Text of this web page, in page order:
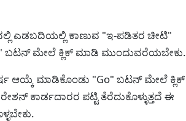
ಎಡಬದಿಯಲ್ಲಿ ಕಾಣುವ "ಇ-ಪಡಿತರ ಚೀಟಿ"
ಬಟನ್ ಮೇಲೆ ಕ್ಲಿಕ್ ಮಾಡಿ ಮುಂದುವರೆಯಬೇಕು.
ಆಯ್ಕೆ ಮಾಡಿಕೊಂಡು "Go" ಬಟನ್ ಮೇಲೆ ಕ್ಲಿಕ್
ಕಾರ್ಡದಾರರ ಪಟ್ಟಿ ತೆರೆದುಕೊಳ್ಳುತ್ತದೆ ಈ